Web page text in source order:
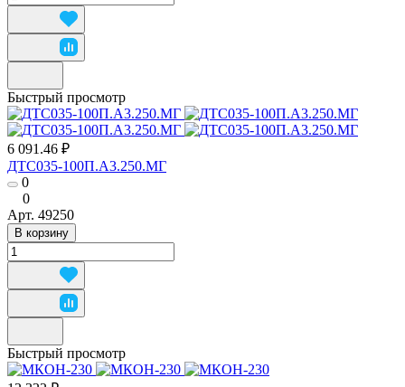
Быстрый просмотр
6 091.46 ₽
ДТС035-100П.А3.250.МГ
0
0
Арт. 49250
В корзину
Быстрый просмотр